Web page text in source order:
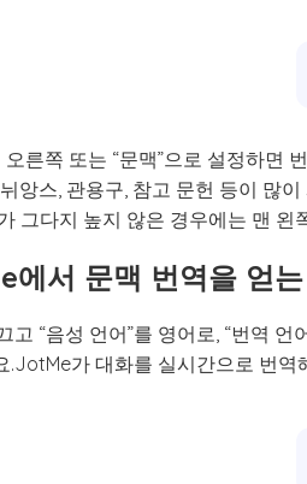
른쪽 또는 “문맥”으로 설정하면
앙스, 관용구, 참고 문헌 등이 많
그다지 높지 않은 경우에는 맨 왼
에서 문맥 번역을 얻
고 “음성 언어”를 영어로, “번역
.JotMe가 대화를 실시간으로 번역